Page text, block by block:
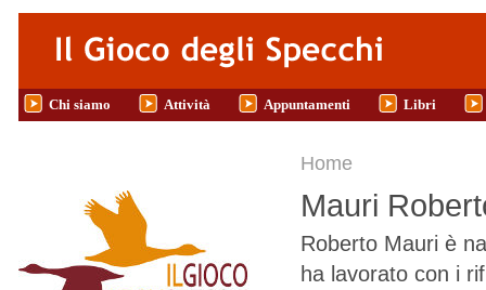
Salta al contenuto principale
Chi siamo Attività Appuntamenti Libri
Tu sei qui
Home
Mauri
Roberto Mauri è
ha lavorato con i